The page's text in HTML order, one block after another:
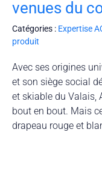
venues du
Catégories : Expertise
produit
Avec ses origines
et son siège social
et skiable du Valais,
bout en bout. Mais
drapeau rouge et